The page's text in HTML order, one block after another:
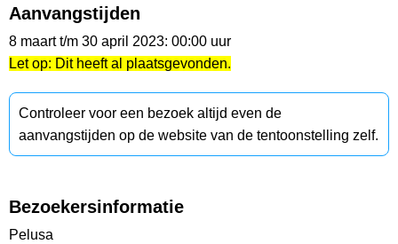
Aanvangstijden
8 maart t/m 30 april 2023: 00:00 uur
Let op: Dit heeft al plaatsgevonden.
Controleer voor een bezoek altijd even de
aanvangstijden op de website van de tentoonstelling zelf.
Bezoekersinformatie
Pelusa